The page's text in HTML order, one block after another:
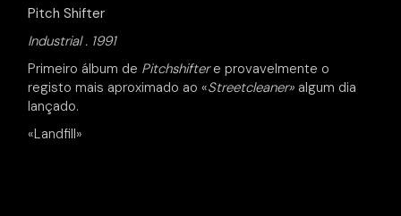
Pitch Shifter
Industrial . 1991
Primeiro álbum de Pitchshiftere provavelmente o
registo mais aproximado ao «Streetcleaner» algum dia
lançado.
«Landfill»